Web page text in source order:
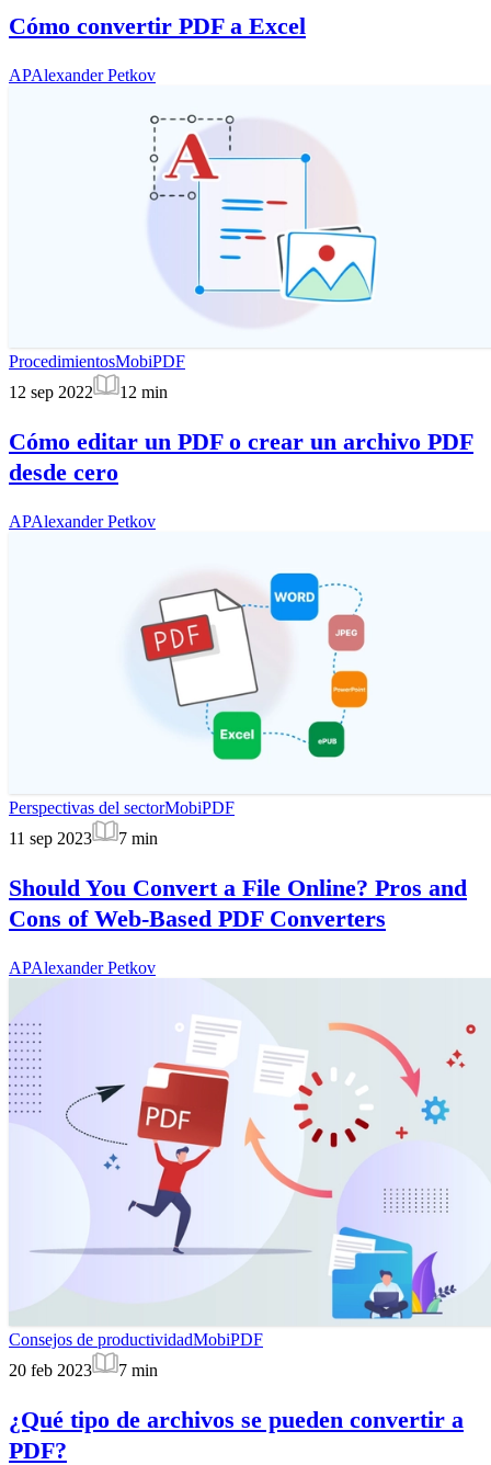
Cómo convertir PDF a Excel
APAlexander Petkov
ProcedimientosMobiPDF
12 sep 2022
12 min
Cómo editar un PDF o crear un archivo PDF
desde cero
APAlexander Petkov
Perspectivas del sectorMobiPDF
11 sep 2023
7 min
Should You Convert a File Online? Pros and
Cons of Web-Based PDF Converters
APAlexander Petkov
Consejos de productividadMobiPDF
20 feb 2023
7 min
¿Qué tipo de archivos se pueden convertir a
PDF?